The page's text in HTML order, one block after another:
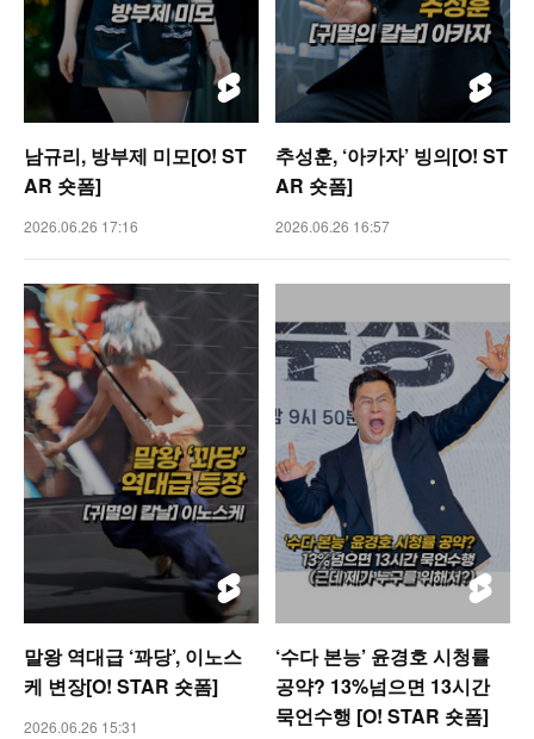
남규리, 방부제 미모[O! ST
AR 숏폼]
2026.06.26 17:16
추성훈, ‘아카자’ 빙의[O! ST
AR 숏폼]
2026.06.26 16:57
말왕 역대급 ‘꽈당’, 이노스
케 변장[O! STAR 숏폼]
2026.06.26 15:31
‘수다 본능’ 윤경호 시청률
공약? 13%넘으면 13시간
묵언수행 [O! STAR 숏폼]